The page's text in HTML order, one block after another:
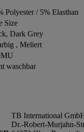
Polyester / 5% Elasthan
Size
Dark Grey
, Meliert
waschbar
TB International
Dr.-Robert-Murjahn-